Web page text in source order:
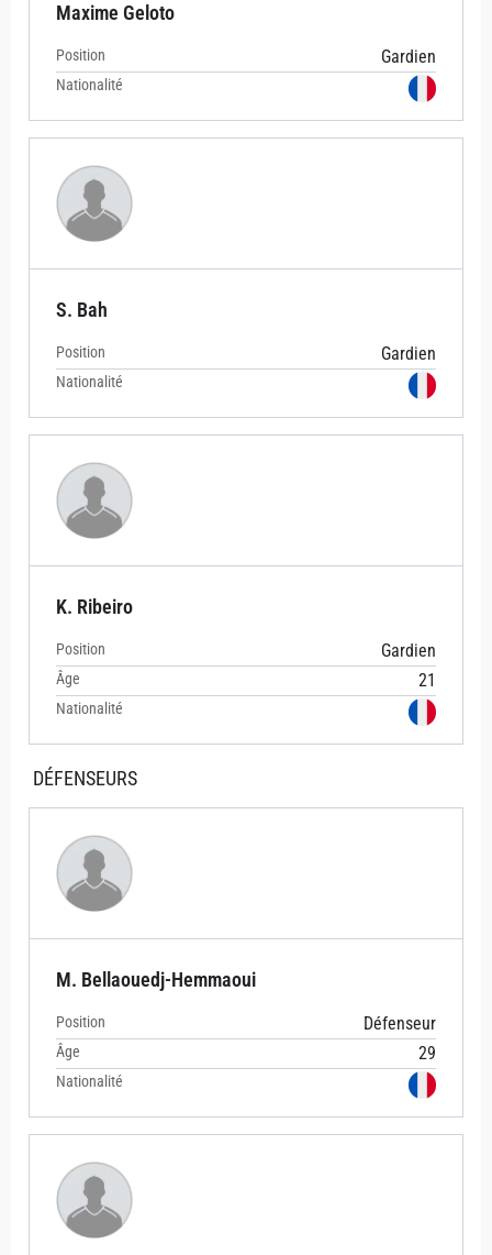
Maxime Geloto
Position Gardien
Nationalité
S. Bah
Position Gardien
Nationalité
K. Ribeiro
Position Gardien
Âge 21
Nationalité
DÉFENSEURS
M. Bellaouedj-Hemmaoui
Position Défenseur
Âge 29
Nationalité